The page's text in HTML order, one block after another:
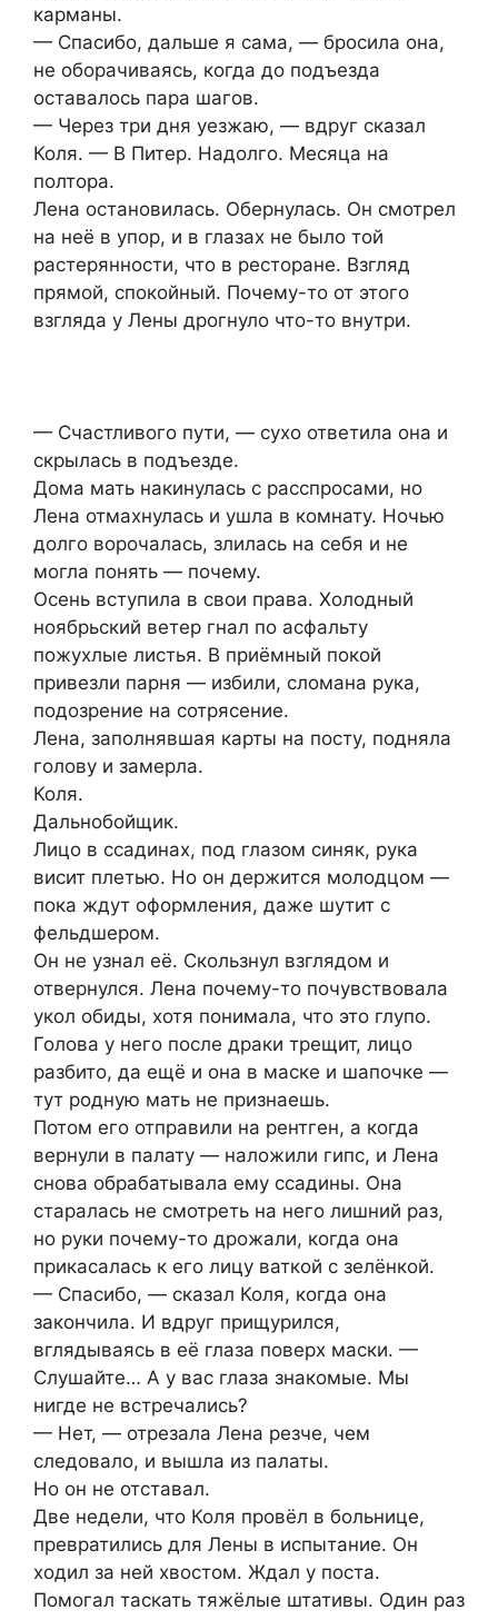
карманы.
— Спасибо, дальше я сама, — бросила она,
не оборачиваясь, когда до подъезда
оставалось пара шагов.
— Через три дня уезжаю, — вдруг сказал
Коля. — В Питер. Надолго. Месяца на
полтора.
Лена остановилась. Обернулась. Он смотрел
на неё в упор, и в глазах не было той
растерянности, что в ресторане. Взгляд
прямой, спокойный. Почему-то от этого
взгляда у Лены дрогнуло что-то внутри.
— Счастливого пути, — сухо ответила она и
скрылась в подъезде.
Дома мать накинулась с расспросами, но
Лена отмахнулась и ушла в комнату. Ночью
долго ворочалась, злилась на себя и не
могла понять — почему.
Осень вступила в свои права. Холодный
ноябрьский ветер гнал по асфальту
пожухлые листья. В приёмный покой
привезли парня — избили, сломана рука,
подозрение на сотрясение.
Лена, заполнявшая карты на посту, подняла
голову и замерла.
Коля.
Дальнобойщик.
Лицо в ссадинах, под глазом синяк, рука
висит плетью. Но он держится молодцом —
пока ждут оформления, даже шутит с
фельдшером.
Он не узнал её. Скользнул взглядом и
отвернулся. Лена почему-то почувствовала
укол обиды, хотя понимала, что это глупо.
Голова у него после драки трещит, лицо
разбито, да ещё и она в маске и шапочке —
тут родную мать не признаешь.
Потом его отправили на рентген, а когда
вернули в палату — наложили гипс, и Лена
снова обрабатывала ему ссадины. Она
старалась не смотреть на него лишний раз,
но руки почему-то дрожали, когда она
прикасалась к его лицу ваткой с зелёнкой.
— Спасибо, — сказал Коля, когда она
закончила. И вдруг прищурился,
вглядываясь в её глаза поверх маски. —
Слушайте… А у вас глаза знакомые. Мы
нигде не встречались?
— Нет, — отрезала Лена резче, чем
следовало, и вышла из палаты.
Но он не отставал.
Две недели, что Коля провёл в больнице,
превратились для Лены в испытание. Он
ходил за ней хвостом. Ждал у поста.
Помогал таскать тяжёлые штативы. Один раз